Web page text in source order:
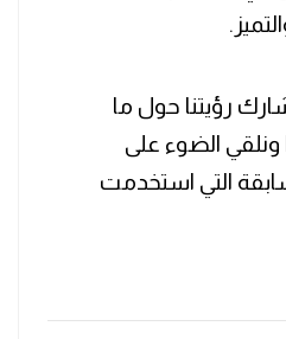
رؤيتنا حول ما
ونلقي الضوء على
التي استخدمت